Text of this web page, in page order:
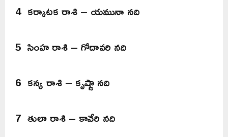
4 కర్కాటక రాశి – యమునా నది
5 సింహ రాశి – గోదావరి నది
6 కన్య రాశి – కృష్ణా నది
7 తులా రాశి – కావేరి నది